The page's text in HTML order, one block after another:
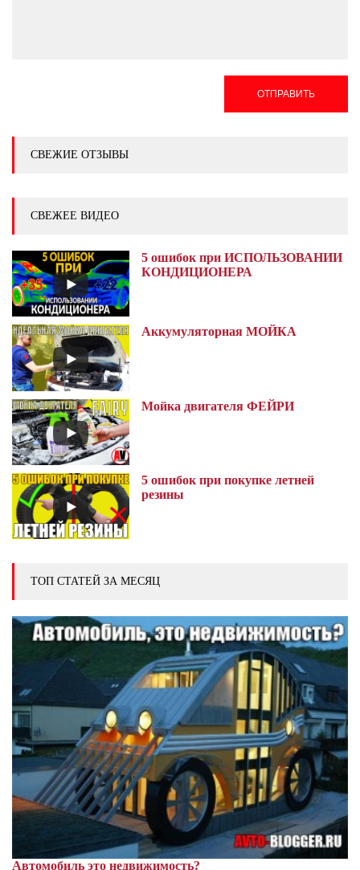
ОТПРАВИТЬ
СВЕЖИЕ ОТЗЫВЫ
СВЕЖЕЕ ВИДЕО
5 ошибок при ИСПОЛЬЗОВАНИИ
КОНДИЦИОНЕРА
Аккумуляторная МОЙКА
Мойка двигателя ФЕЙРИ
5 ошибок при покупке летней
резины
ТОП СТАТЕЙ ЗА МЕСЯЦ
Автомобиль это недвижимость?